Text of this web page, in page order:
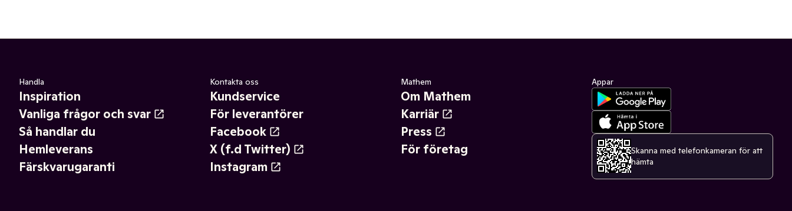
Handla
Inspiration
Vanliga frågor och svar
Så handlar du
Hemleverans
Färskvarugaranti
Kontakta oss
Kundservice
För leverantörer
Facebook
X (f.d Twitter)
Instagram
Mathem
Om Mathem
Karriär
Press
För företag
Appar
Skanna med telefonkameran för att
hämta